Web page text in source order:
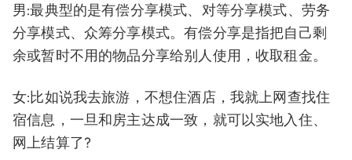
男:最典型的是有偿分享模式、对等分享模式、劳务
分享模式、众筹分享模式。有偿分享是指把自己剩
余或暂时不用的物品分享给别人使用，收取租金。
女:比如说我去旅游，不想住酒店，我就上网查找住
宿信息，一旦和房主达成一致，就可以实地入住、
网上结算了?